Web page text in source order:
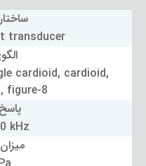
transducer
cardioid, cardioid,
figure-8
kHz